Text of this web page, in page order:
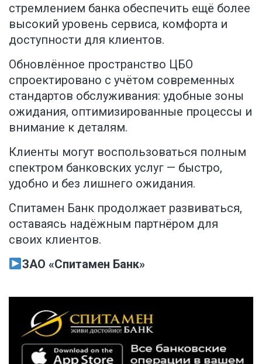
стремлением банка обеспечить ещё более
высокий уровень сервиса, комфорта и
доступности для клиентов.
Обновлённое пространство ЦБО
спроектировано с учётом современных
стандартов обслуживания: удобные зоны
ожидания, оптимизированные процессы и
внимание к деталям.
Клиенты могут воспользоваться полным
спектром банковских услуг — быстро,
удобно и без лишнего ожидания.
Спитамен Банк продолжает развиваться,
оставаясь надёжным партнёром для
своих клиентов.
ЗАО «Спитамен Банк»